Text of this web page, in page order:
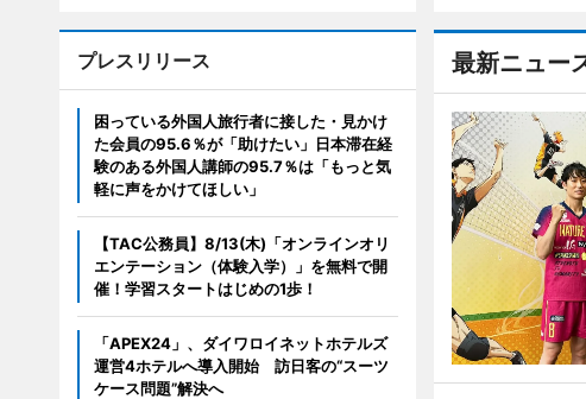
最新ニュー
プレスリリース
困っている外国人旅行者に接した・見かけ
た会員の95.6％が「助けたい」日本滞在経
験のある外国人講師の95.7％は「もっと気
軽に声をかけてほしい」
【TAC公務員】8/13(木)「オンラインオリ
エンテーション（体験入学）」を無料で開
催！学習スタートはじめの1歩！
「APEX24」、ダイワロイネットホテルズ
運営4ホテルへ導入開始 訪日客の“スーツ
ケース問題”解決へ